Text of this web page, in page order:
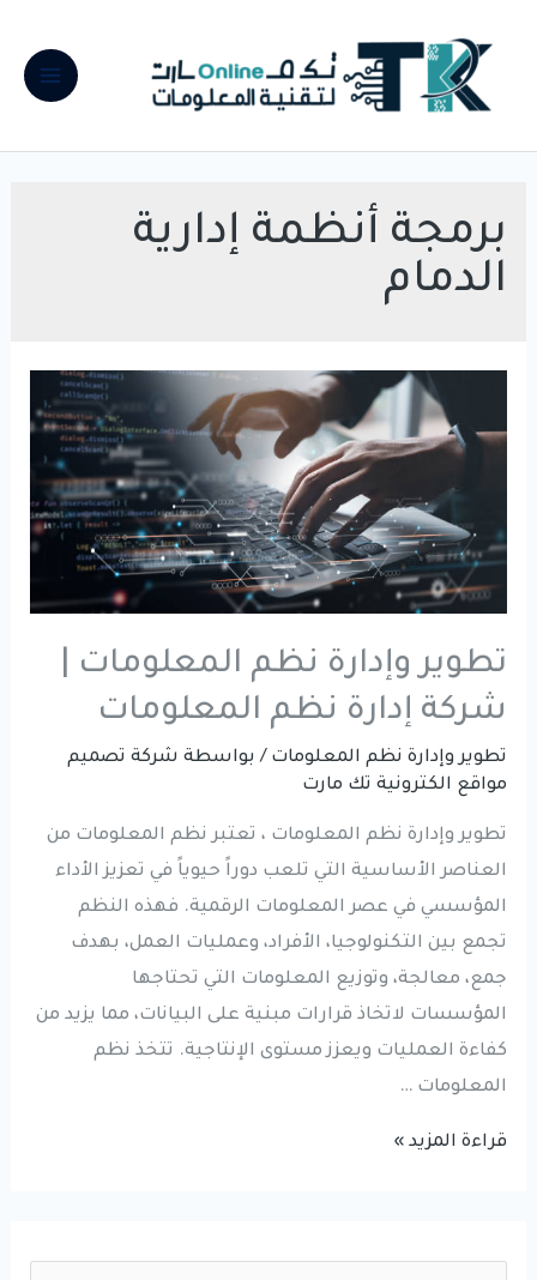
المحتوى
برمجة أنظمة إدارية
الدمام
تطوير وإدارة نظم المعلومات |
شركة إدارة نظم المعلومات
تطوير وإدارة نظم المعلومات / بواسطة شركة تصميم
مواقع الكترونية تك مارت
تطوير وإدارة نظم المعلومات ، تعتبر نظم المعلومات من
العناصر الأساسية التي تلعب دوراً حيوياً في تعزيز الأداء
المؤسسي في عصر المعلومات الرقمية. فهذه النظم
تجمع بين التكنولوجيا، الأفراد، وعمليات العمل، بهدف
جمع، معالجة، وتوزيع المعلومات التي تحتاجها
المؤسسات لاتخاذ قرارات مبنية على البيانات، مما يزيد من
كفاءة العمليات ويعزز مستوى الإنتاجية. تتخذ نظم
المعلومات …
تطوير
قراءة المزيد »